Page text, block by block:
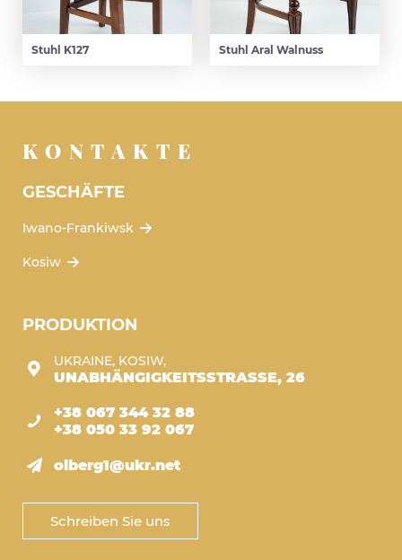
Stuhl K127 Stuhl Aral Walnuss
KONTAKTE
GESCHÄFTE
Iwano-Frankiwsk
Kosiw
PRODUKTION
UKRAINE, KOSIW,
UNABHÄNGIGKEITSSTRASSE, 26
+38 067 344 32 88
+38 050 33 92 067
olberg1@ukr.net
Schreiben Sie uns